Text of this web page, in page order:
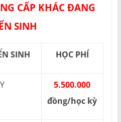
CẤP KHÁC ĐANG
SINH
SINH HỌC PHÍ
5.500.000
đồng/học kỳ